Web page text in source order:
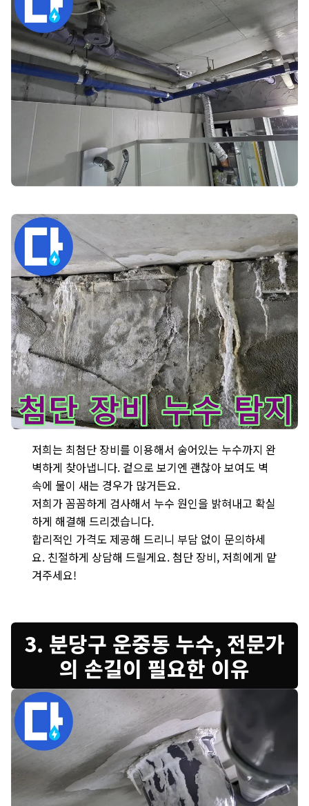
저희는 최첨단 장비를 이용해서 숨어있는 누수까지 완
벽하게 찾아냅니다. 겉으로 보기엔 괜찮아 보여도 벽
속에 물이 새는 경우가 많거든요.
저희가 꼼꼼하게 검사해서 누수 원인을 밝혀내고 확실
하게 해결해 드리겠습니다.
합리적인 가격도 제공해 드리니 부담 없이 문의하세
요. 친절하게 상담해 드릴게요. 첨단 장비, 저희에게 맡
겨주세요!
3. 분당구 운중동 누수, 전문가
의 손길이 필요한 이유